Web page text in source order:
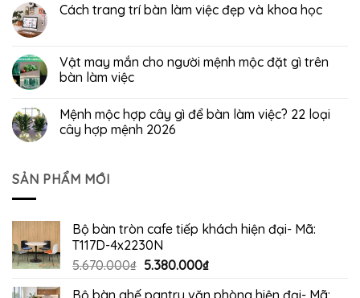
Cách trang trí bàn làm việc đẹp và khoa học
Vật may mắn cho người mệnh mộc đặt gì trên
bàn làm việc
Mệnh mộc hợp cây gì để bàn làm việc? 22 loại
cây hợp mệnh 2026
SẢN PHẨM MỚI
Bộ bàn tròn cafe tiếp khách hiện đại- Mã:
T117D-4x2230N
5.670.000₫ Giá
5.380.000₫Giá